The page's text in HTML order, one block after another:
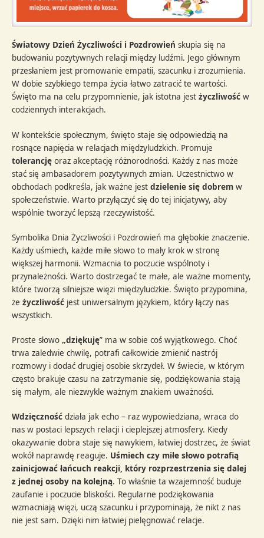
Światowy Dzień Życzliwości i Pozdrowień skupia się na
budowaniu pozytywnych relacji między ludźmi. Jego głównym
przesłaniem jest promowanie empatii, szacunku i zrozumienia.
W dobie szybkiego tempa życia łatwo zatracić te wartości.
Święto ma na celu przypomnienie, jak istotna jestżyczliwość w
codziennych interakcjach.
W kontekście społecznym, święto staje się odpowiedzią na
rosnące napięcia w relacjach międzyludzkich. Promuje
tolerancję oraz akceptację różnorodności. Każdy z nas może
stać się ambasadorem pozytywnych zmian. Uczestnictwo w
obchodach podkreśla, jak ważne jestdzielenie się dobrem w
społeczeństwie. Warto przyłączyć się do tej inicjatywy, aby
wspólnie tworzyć lepszą rzeczywistość.
Symbolika Dnia Życzliwości i Pozdrowień ma głębokie znaczenie.
Każdy uśmiech, każde miłe słowo to mały krok w stronę
większej harmonii. Wzmacnia to poczucie wspólnoty i
przynależności. Warto dostrzegać te małe, ale ważne momenty,
które tworzą silniejsze więzi międzyludzkie. Święto przypomina,
żeżyczliwość jest uniwersalnym językiem, który łączy nas
wszystkich.
Proste słowo„dziękuję” ma w sobie coś wyjątkowego. Choć
trwa zaledwie chwilę, potrafi całkowicie zmienić nastrój
rozmowy i dodać drugiej osobie skrzydeł. W świecie, w którym
często brakuje czasu na zatrzymanie się, podziękowania stają
się małym, ale niezwykle ważnym znakiem uważności.
Wdzięcznośćdziała jak echo – raz wypowiedziana, wraca do
nas w postaci lepszych relacji i cieplejszej atmosfery. Kiedy
okazywanie dobra staje się nawykiem, łatwiej dostrzec, że świat
wokół naprawdę reaguje. Uśmiech czy miłe słowo potrafią
zainicjować łańcuch reakcji, który rozprzestrzenia się dalej
z jednej osoby na kolejną. To właśnie ta wzajemność buduje
zaufanie i poczucie bliskości. Regularne podziękowania
wzmacniają więzi, uczą szacunku i przypominają, że nikt z nas
nie jest sam. Dzięki nim łatwiej pielęgnować relacje.